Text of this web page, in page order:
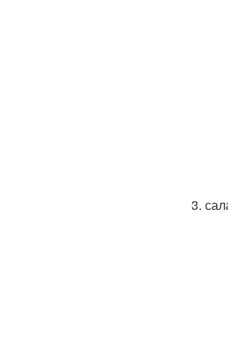
3.